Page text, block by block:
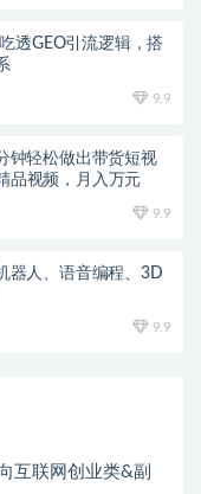
透GEO引流逻辑，搭
9.9
钟轻松做出带货短视
品视频，月入万元
9.9
器人、语音编程、3D
9.9
互联网创业类&副